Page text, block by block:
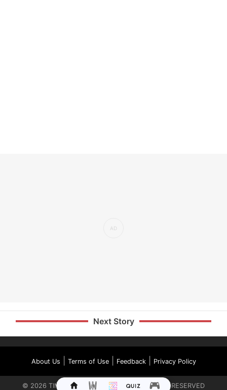
Next Story
About Us Terms of Use| Feedback| Privacy Policy
© 2026 TIMES INTERNET LIMITED. ALL RIGHTS RESERVED